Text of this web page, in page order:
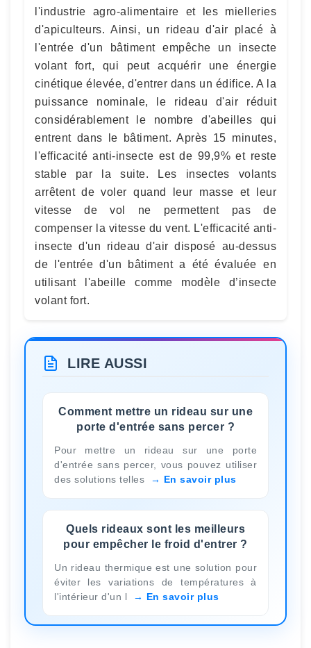
l'industrie agro-alimentaire et les mielleries
d'apiculteurs. Ainsi, un rideau d'air placé à
l'entrée d'un bâtiment empêche un insecte
volant fort, qui peut acquérir une énergie
cinétique élevée, d'entrer dans un édifice. A la
puissance nominale, le rideau d'air réduit
considérablement le nombre d'abeilles qui
entrent dans le bâtiment. Après 15 minutes,
l'efficacité anti-insecte est de 99,9% et reste
stable par la suite. Les insectes volants
arrêtent de voler quand leur masse et leur
vitesse de vol ne permettent pas de
compenser la vitesse du vent. L'efficacité anti-
insecte d'un rideau d'air disposé au-dessus
de l'entrée d'un bâtiment a été évaluée en
utilisant l'abeille comme modèle d’insecte
volant fort.
LIRE AUSSI
Comment mettre un rideau sur une
porte d'entrée sans percer ?
Pour mettre un rideau sur une porte
d'entrée sans percer, vous pouvez utiliser
des solutions telles
En savoir plus
Quels rideaux sont les meilleurs
pour empêcher le froid d'entrer ?
Un rideau thermique est une solution pour
éviter les variations de températures à
l'intérieur d'un l
En savoir plus